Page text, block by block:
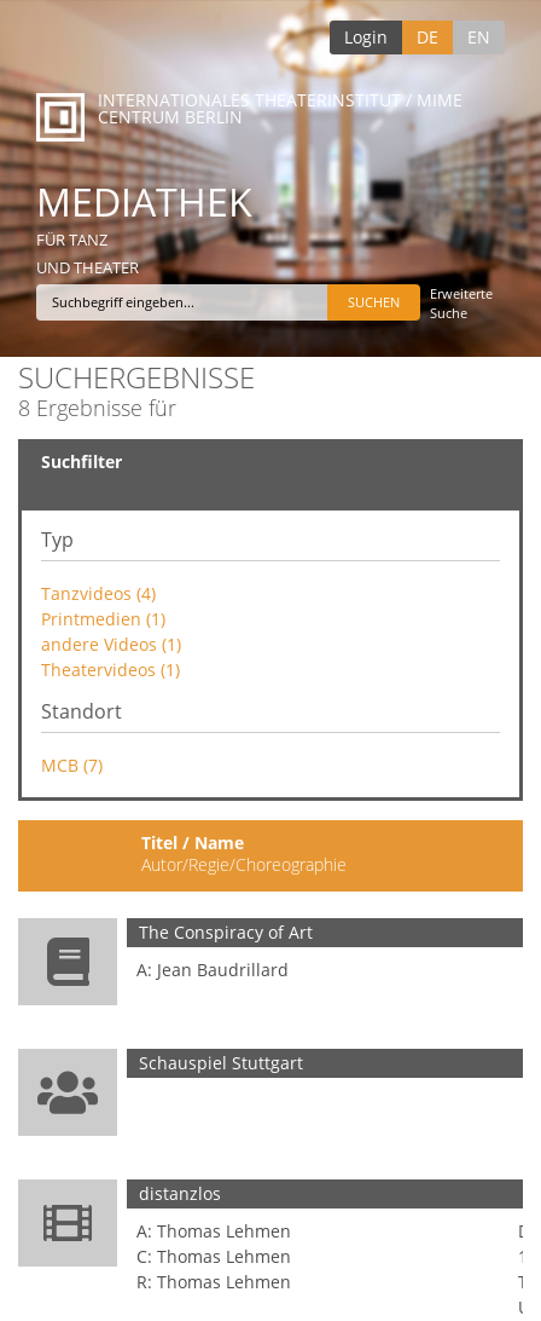
Login DE EN
INTERNATIONALES THEATERINSTITUT / MIME
CENTRUM BERLIN
MEDIATHEK
FÜR TANZ
UND THEATER
Erweiterte
Suche
SUCHERGEBNISSE
8 Ergebnisse für
Suchfilter
Typ
Tanzvideos (4)
Printmedien (1)
andere Videos (1)
Theatervideos (1)
Standort
MCB (7)
Titel / Name
Autor/Regie/Choreographie
The Conspiracy of Art
A: Jean Baudrillard
Schauspiel Stuttgart
distanzlos
A: Thomas Lehmen
C: Thomas Lehmen
R: Thomas Lehmen